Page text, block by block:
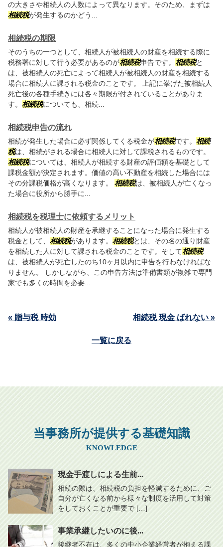
の大きさや相続人の人数によって異なります。そのため、まずは
相続税が発生するのかどう...
相続税の期限
そのうちの一つとして、相続人が被相続人の財産を相続する際に
税務署に対して行う必要があるのが相続税申告です。 相続税と
は、被相続人の死亡によって相続人が被相続人の財産を相続する
場合に相続人に課される税金のことです。 上記に挙げた被相続人
死亡後の各種手続きには各々期限が付されていることがありま
す。 相続税についても、相続...
相続税申告の流れ
相続が発生した場合に必ず関係してくる税金が相続税です。 相続
税は、相続がされる場合に相続人に対して課税されるものです。
相続税については、相続人が相続する財産の評価額を基礎として
課税金額が決定されます。価値の高い不動産を相続した場合には
その分課税価格が高くなります。 相続税は、被相続人が亡くなっ
た場合に役所から勝手に...
相続税を税理士に依頼するメリット
相続人が被相続人の財産を承継することになった場合に発生する
税金として、 相続税があります。 相続税とは、その名の通り財産
を相続した人に対して課される税金のことです。そして相続税
は、被相続人が死亡したのち10ヶ月以内に申告を行わなければな
りません。 しかしながら、この申告方法は準備書類が複雑で専門
家でも多くの時間を必要...
« 贈与税 時効 相続税 現金 ばれない »
一覧に戻る
当事務所が提供する基礎知識
KNOWLEDGE
現金手渡しによる生前...
相続の際は、相続税の負担を軽減するために、ご
自分が亡くなる前から様々な制度を活用して対策
をしておくことが重要で […]
事業承継したいのに後...
後継者不在は、多くの中小企業経営者が抱える課